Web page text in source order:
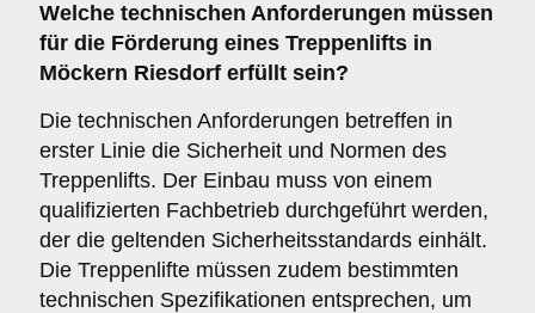
Welche technischen Anforderungen müssen
für die Förderung eines Treppenlifts in
Möckern Riesdorf erfüllt sein?
Die technischen Anforderungen betreffen in
erster Linie die Sicherheit und Normen des
Treppenlifts. Der Einbau muss von einem
qualifizierten Fachbetrieb durchgeführt werden,
der die geltenden Sicherheitsstandards einhält.
Die Treppenlifte müssen zudem bestimmten
technischen Spezifikationen entsprechen, um